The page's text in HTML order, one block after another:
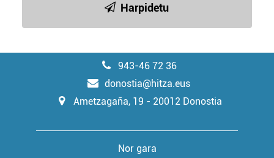
Harpidetu
943-46 72 36
donostia@hitza.eus
Ametzagaña, 19 - 20012 Donostia
Nor gara